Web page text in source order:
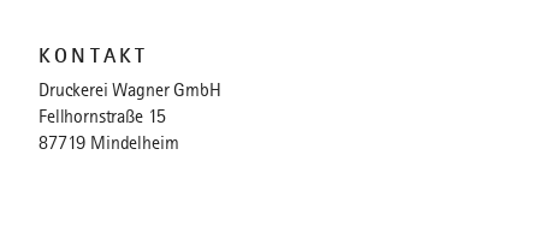
KONTAKT
Druckerei Wagner GmbH
Fellhornstraße 15
87719 Mindelheim